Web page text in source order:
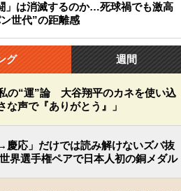
」は消滅するのか…死球禍でも激高
世代”の距離感
グ 週間
の“運”論 大谷翔平のカネを使い込
な声で『ありがとう』」
慶応」だけでは読み解けないズバ抜
界選手権ペアで日本人初の銅メダル